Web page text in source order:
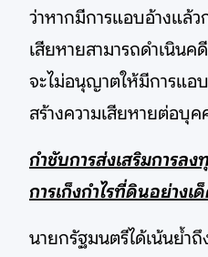
ว่าหากมีการแอบอ้างแล้
เสียหายสามารถดำเนิน
จะไม่อนุญาตให้มีการแอ
สร้างความเสียหายต่อบุ
กำชับการส่งเสริมการล
การเก็งกำไรที่ดินอย่างเ
นายกรัฐมนตรีได้เน้นย้ำถึ